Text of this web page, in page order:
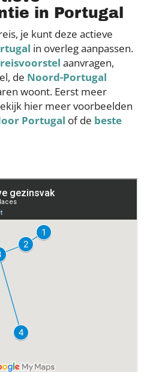
in Portugal
je kunt deze actieve
in overleg aanpassen.
reisvoorstel aanvragen,
de Noord-Portugal
woont. Eerst meer
hier meer voorbeelden
Portugal of de beste